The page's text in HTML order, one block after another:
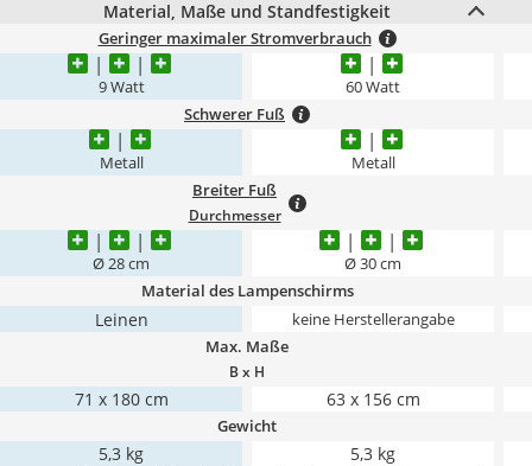
Material, Maße und Standfestigkeit
Geringer maximaler Stromverbrauch
9 Watt 60 Watt
Schwerer Fuß
Metall Metall
Breiter Fuß
Durchmesser
Ø 28 cm Ø 30 cm
Material des Lampenschirms
Leinen keine Herstellerangabe
Max. Maße
B x H
71 x 180 cm 63 x 156 cm
Gewicht
5,3 kg
5,3 kg